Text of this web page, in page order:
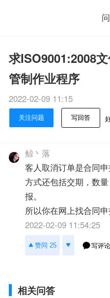
求ISO9001:2008
管制作业程序
2022-02-09 11:15
关注问题 写回答
鲸丶落
客人取消订单是合同
方式还包括交期，数
报。
所以你在网上找合同
2022-02-09 11:54:25
赞同 25 写评论
相关问答